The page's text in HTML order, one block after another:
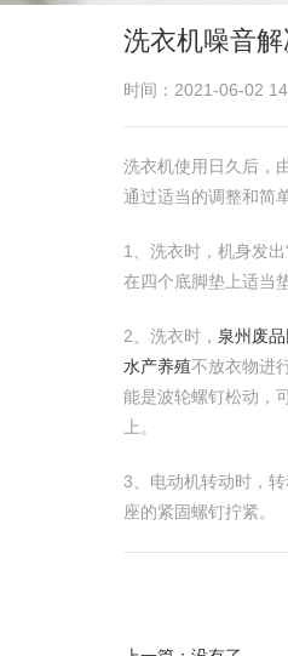
洗衣机噪音
时间：2021-06-02
洗衣机使用日久后，
通过适当的调整和简
1、洗衣时，机身发
在四个底脚垫上适当
2、洗衣时， 泉州废
水产养殖不放衣物进
能是波轮螺钉松动，
上。
3、电动机转动时，
座的紧固螺钉拧紧。